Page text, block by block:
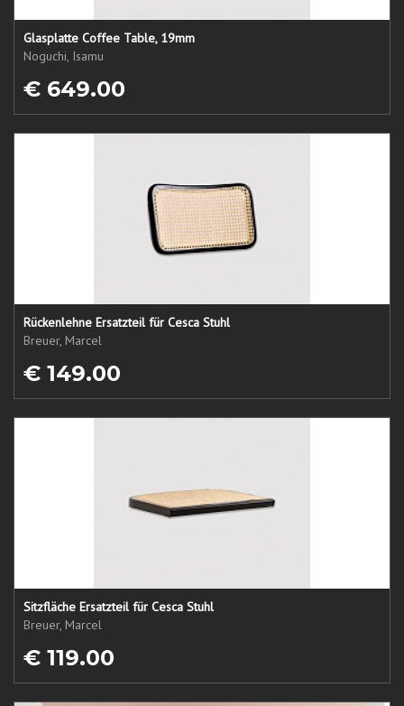
Glasplatte Coffee Table, 19mm
Noguchi, Isamu
€ 649.00
Rückenlehne Ersatzteil für Cesca Stuhl
Breuer, Marcel
€ 149.00
Sitzfläche Ersatzteil für Cesca Stuhl
Breuer, Marcel
€ 119.00